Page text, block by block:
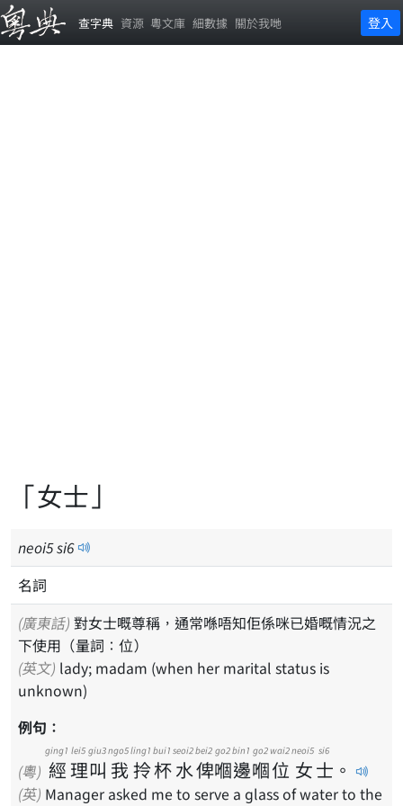
查字典 資源 粵文庫 細數據 關於我哋 登入
「女士」
neoi5si6
名詞
(廣東話)
下使用（量詞：位）
(英文)
unknown)
例句：
(粵) 經
ging1
理
lei5
叫
giu3
我
ngo5
拎
ling1
杯
bui1
水
seoi2
俾
bei2
嗰
go2
邊
bin1
嗰
go2
位
wai2
女
neoi5
士
si6
。
(英) Manager asked me to serve a glass of water to the